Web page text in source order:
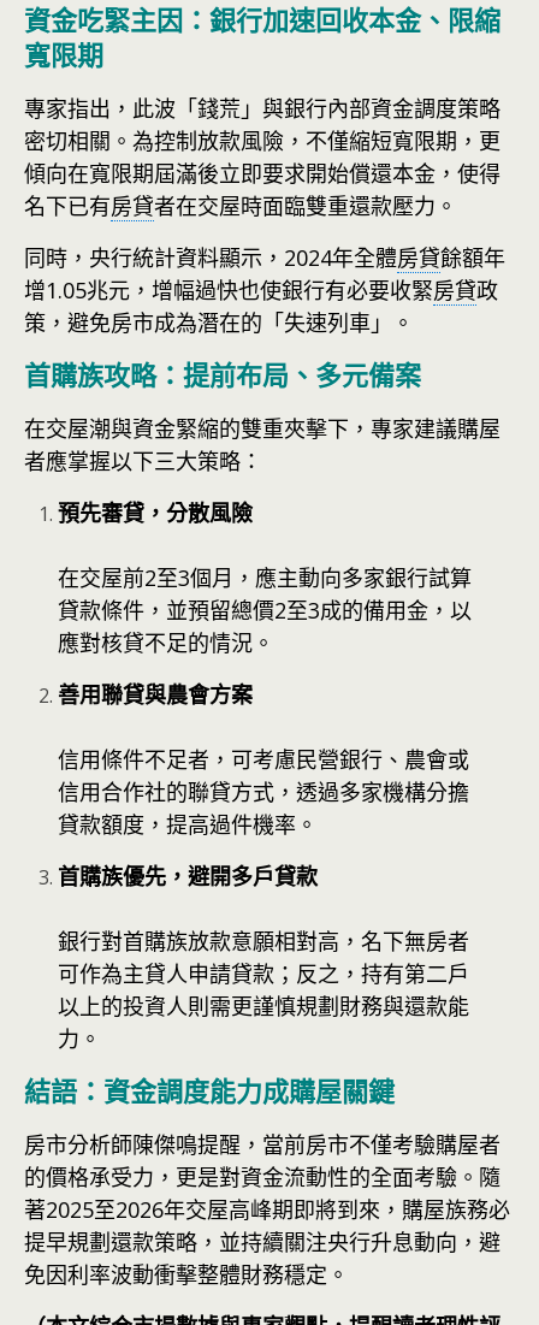
資金吃緊主因：銀行加速回收本金、限縮
寬限期
專家指出，此波「錢荒」與銀行內部資金調度策略
密切相關。為控制放款風險，不僅縮短寬限期，更
傾向在寬限期屆滿後立即要求開始償還本金，使得
名下已有房貸者在交屋時面臨雙重還款壓力。
同時，央行統計資料顯示，2024年全體房貸餘額年
增1.05兆元，增幅過快也使銀行有必要收緊房貸政
策，避免房市成為潛在的「失速列車」。
首購族攻略：提前布局、多元備案
在交屋潮與資金緊縮的雙重夾擊下，專家建議購屋
者應掌握以下三大策略：
預先審貸，分散風險
在交屋前2至3個月，應主動向多家銀行試算
貸款條件，並預留總價2至3成的備用金，以
應對核貸不足的情況。
善用聯貸與農會方案
信用條件不足者，可考慮民營銀行、農會或
信用合作社的聯貸方式，透過多家機構分擔
貸款額度，提高過件機率。
首購族優先，避開多戶貸款
銀行對首購族放款意願相對高，名下無房者
可作為主貸人申請貸款；反之，持有第二戶
以上的投資人則需更謹慎規劃財務與還款能
力。
結語：資金調度能力成購屋關鍵
房市分析師陳傑鳴提醒，當前房市不僅考驗購屋者
的價格承受力，更是對資金流動性的全面考驗。隨
著2025至2026年交屋高峰期即將到來，購屋族務必
提早規劃還款策略，並持續關注央行升息動向，避
免因利率波動衝擊整體財務穩定。